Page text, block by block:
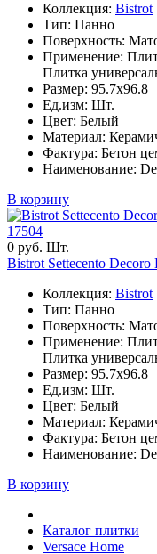
Коллекция: Bistrot
Тип: Панно
Поверхность:
Применение:
Плитка
Размер: 95.7x96.8
Ед.изм: Шт.
Цвет: Белый
Материал:
Фактура: Бетон
Наименование:
В корзину
17504
0 руб. Шт.
Bistrot Settecento
Коллекция: Bistrot
Тип: Панно
Поверхность:
Применение:
Плитка
Размер: 95.7x96.8
Ед.изм: Шт.
Цвет: Белый
Материал:
Фактура: Бетон
Наименование:
В корзину
Каталог плитки
Versace Home